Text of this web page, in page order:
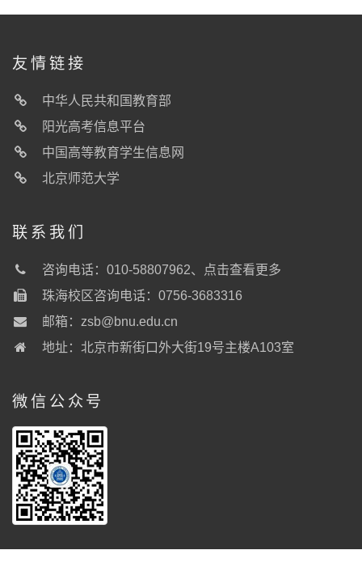
友情链接
中华人民共和国教育部
阳光高考信息平台
中国高等教育学生信息网
北京师范大学
联系我们
咨询电话：010-58807962、
点击查看更多
珠海校区咨询电话：0756-3683316
邮箱： zsb@bnu.edu.cn
地址：北京市新街口外大街19号主楼A103室
微信公众号